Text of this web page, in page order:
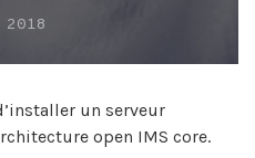
un serveur
open IMS core.